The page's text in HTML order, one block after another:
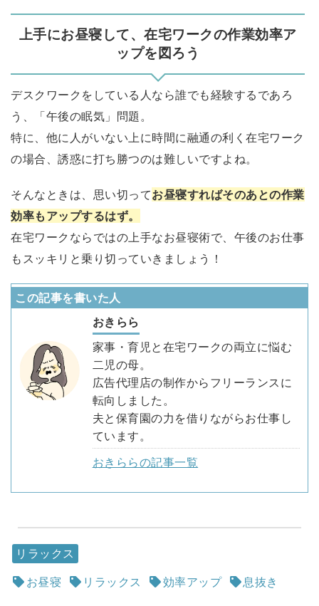
上手にお昼寝して、在宅ワークの作業効率ア
ップを図ろう
デスクワークをしている人なら誰でも経験するであろ
う、「午後の眠気」問題。
特に、他に人がいない上に時間に融通の利く在宅ワーク
の場合、誘惑に打ち勝つのは難しいですよね。
そんなときは、思い切ってお昼寝すればそのあとの作業
効率もアップするはず。
在宅ワークならではの上手なお昼寝術で、午後のお仕事
もスッキリと乗り切っていきましょう！
この記事を書いた人
おきらら
家事・育児と在宅ワークの両立に悩む
二児の母。
広告代理店の制作からフリーランスに
転向しました。
夫と保育園の力を借りながらお仕事し
ています。
おきららの記事一覧
リラックス
お昼寝
リラックス 効率アップ 息抜き